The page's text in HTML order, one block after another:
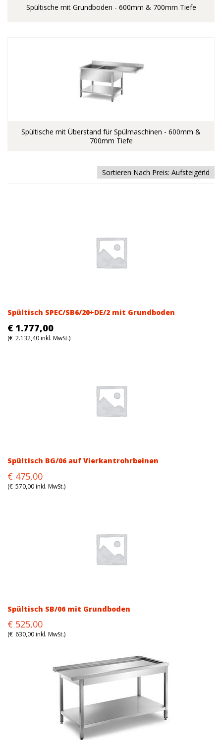
Spültische mit Grundboden - 600mm & 700mm Tiefe
Spültische mit Überstand für Spülmaschinen - 600mm &
700mm Tiefe
Spültisch SPEC/SB6/20+DE/2 mit Grundboden
€ 1.777,00
(€ 2.132,40inkl. MwSt.)
Spültisch BG/06 auf Vierkantrohrbeinen
Original
price
€ 475,00
price
(€ 570,00inkl. MwSt.)
Spültisch SB/06 mit Grundboden
Original
price
€ 525,00
price
(€ 630,00inkl. MwSt.)